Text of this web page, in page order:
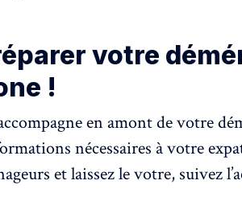
votre
!
en amont de votre
nécessaires à votre
et laissez le votre, suivez